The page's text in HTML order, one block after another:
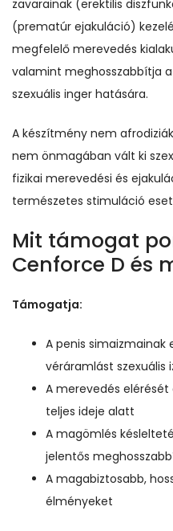
zavarainak (erektilis
(prematúr ejakuláció)
megfelelő merevedés
valamint meghosszabbítja
szexuális inger hatására.
A készítmény nem
nem önmagában vált ki
fizikai merevedési és
természetes stimuláció
Mit támogat
Cenforce D és
Támogatja:
A penis simaizmainak
véráramlást szexuális
A merevedés
teljes ideje alatt
A magömlés
jelentős
A magabiztosabb,
élményeket